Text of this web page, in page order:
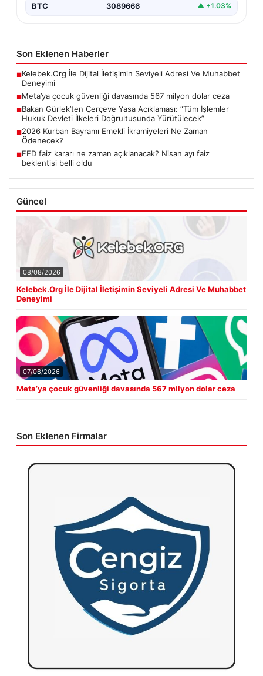
BTC 3089666 ▲ +1.03%
Son Eklenen Haberler
■Kelebek.Org İle Dijital İletişimin Seviyeli Adresi Ve Muhabbet
Deneyimi
■Meta’ya çocuk güvenliği davasında 567 milyon dolar ceza
■Bakan Gürlek’ten Çerçeve Yasa Açıklaması: “Tüm İşlemler
Hukuk Devleti İlkeleri Doğrultusunda Yürütülecek”
■2026 Kurban Bayramı Emekli İkramiyeleri Ne Zaman
Ödenecek?
■FED faiz kararı ne zaman açıklanacak? Nisan ayı faiz
beklentisi belli oldu
Güncel
08/08/2026
Kelebek.Org İle Dijital İletişimin Seviyeli Adresi Ve Muhabbet
Deneyimi
07/08/2026
Meta’ya çocuk güvenliği davasında 567 milyon dolar ceza
Son Eklenen Firmalar